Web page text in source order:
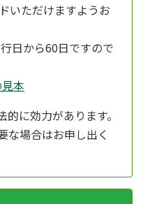
いただけますようお
日から60日ですので
本
に効力があります。
な場合はお申し出く